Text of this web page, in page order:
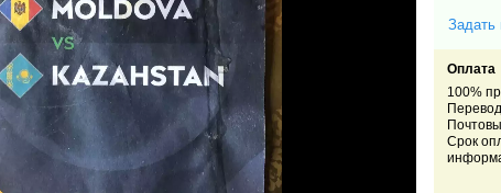
Задать
Оплата
100%
Срок